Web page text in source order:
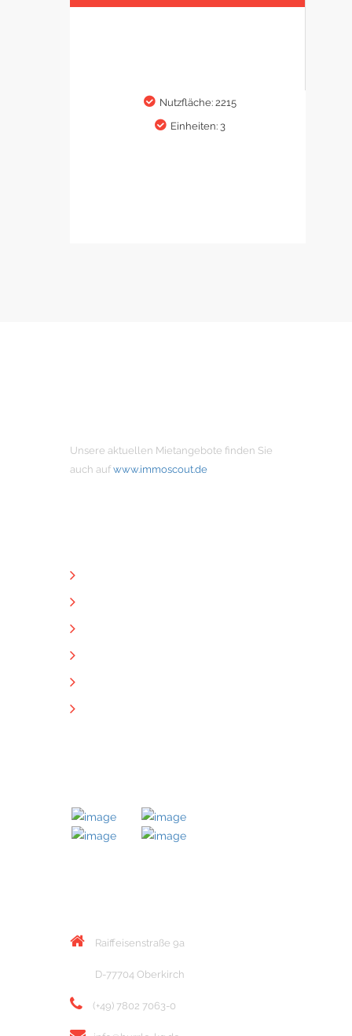
Nutzfläche: 2215
Einheiten: 3
Unsere aktuellen Mietangebote finden Sie
auch auf www.immoscout.de
Raiffeisenstraße 9a
D-77704 Oberkirch
(+49) 7802 7063-0